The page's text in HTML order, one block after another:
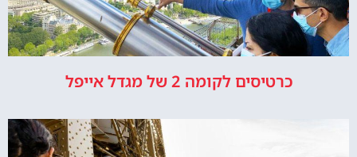
כרטיסים לקומה 2 של מגדל אייפל